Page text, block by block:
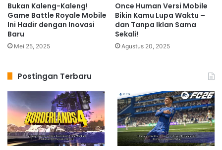
Bukan Kaleng-Kaleng!
Game Battle Royale Mobile
Ini Hadir dengan Inovasi
Baru
Mei 25, 2025
Once Human Versi Mobile
Bikin Kamu Lupa Waktu –
dan Tanpa Iklan Sama
Sekali!
Agustus 20, 2025
Postingan Terbaru